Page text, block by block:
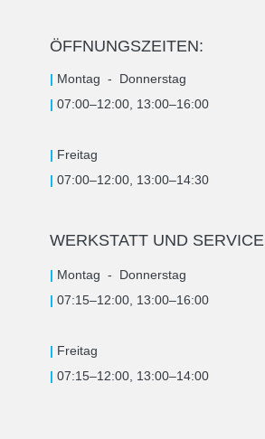
ÖFFNUNGSZEITEN:
| Montag -
Donnerstag
| 07:00–12:00, 13:00–16:00
| Freitag
| 07:00–12:00, 13:00–14:30
WERKSTATT UND SERVICE
| Montag -
Donnerstag
| 07:15–12:00, 13:00–16:00
| Freitag
| 07:15–12:00, 13:00–14:00